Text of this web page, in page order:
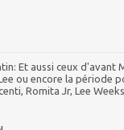
Et aussi ceux d'avant
ou encore la période
Romita Jr, Lee